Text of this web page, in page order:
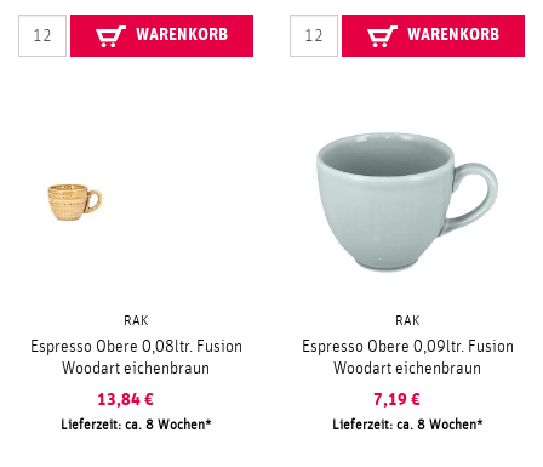
WARENKORB WARENKORB
RAK
Espresso Obere 0,08ltr. Fusion
Woodart eichenbraun
13,84 €
Lieferzeit: ca. 8 Wochen
RAK
Espresso Obere 0,09ltr. Fusion
Woodart eichenbraun
7,19 €
Lieferzeit: ca. 8 Wochen